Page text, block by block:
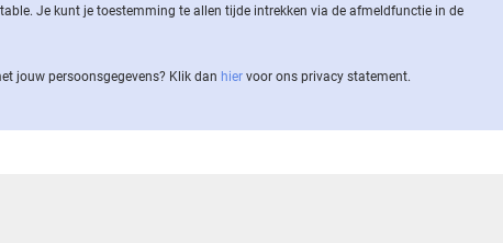
Je kunt je toestemming te allen tijde intrekken via de af­meld­func­tie in de
jouw per­soons­ge­ge­vens? Klik dan hier voor ons privacy statement.